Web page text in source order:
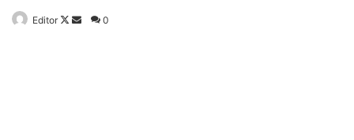
Editor
Follow
Bir
0